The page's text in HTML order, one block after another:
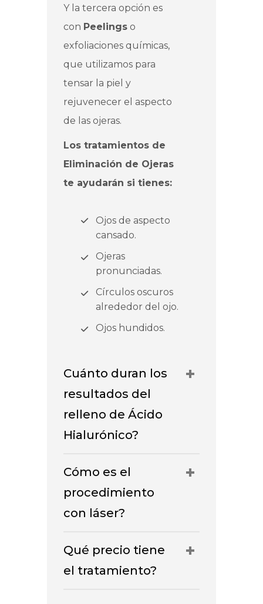
Y la tercera opción es
con Peelings o
exfoliaciones químicas,
que utilizamos para
tensar la piel y
rejuvenecer el aspecto
de las ojeras.
Los tratamientos de
Eliminación de Ojeras
te ayudarán si tienes:
Ojos de aspecto
cansado.
Ojeras
pronunciadas.
Círculos oscuros
alrededor del ojo.
Ojos hundidos.
Cuánto duran los
resultados del
relleno de Ácido
Hialurónico?
Cómo es el
procedimiento
con láser?
Qué precio tiene
el tratamiento?